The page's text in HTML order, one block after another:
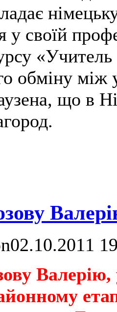
у своїй
обміну
що в
02.10.2011